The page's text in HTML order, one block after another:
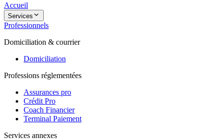
Accueil
Services
Professionnels
Domiciliation & courrier
Domiciliation
Professions réglementées
Assurances pro
Crédit Pro
Coach Financier
Terminal Paiement
Services annexes